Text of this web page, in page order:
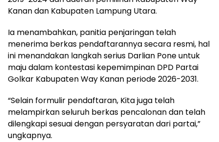
Kanan dan Kabupaten Lampung Utara.
Ia menambahkan, panitia penjaringan telah
menerima berkas pendaftarannya secara resmi, hal
ini menandakan langkah serius Darlian Pone untuk
maju dalam kontestasi kepemimpinan DPD Partai
Golkar Kabupaten Way Kanan periode 2026-2031.
“Selain formulir pendaftaran, Kita juga telah
melampirkan seluruh berkas pencalonan dan telah
dilengkapi sesuai dengan persyaratan dari partai,”
ungkapnya.